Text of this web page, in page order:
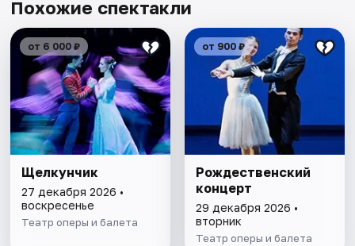
Похожие спектакли
от 6 000 ₽
Щелкунчик
27 декабря 2026 •
воскресенье
Театр оперы и балета
от 900 ₽
Рождественский
концерт
29 декабря 2026 •
вторник
Театр оперы и балета